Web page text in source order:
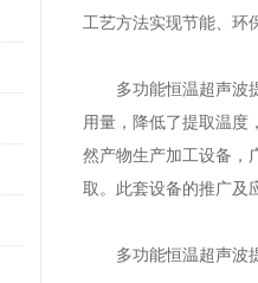
工艺方法实现节能、环
多功能恒温超声波提
用量，降低了提取温度
然产物生产加工设备，
取。此套设备的推广及
多功能恒温超声波